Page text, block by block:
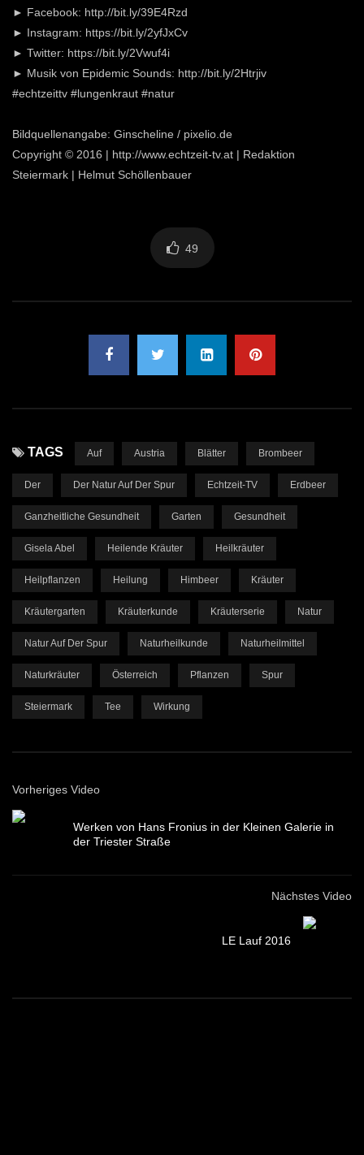
► Facebook: http://bit.ly/39E4Rzd
► Instagram: https://bit.ly/2yfJxCv
► Twitter: https://bit.ly/2Vwuf4i
► Musik von Epidemic Sounds: http://bit.ly/2Htrjiv
#echtzeittv #lungenkraut #natur
Bildquellenangabe: Ginscheline / pixelio.de
Copyright © 2016 | http://www.echtzeit-tv.at | Redaktion
Steiermark | Helmut Schöllenbauer
49
TAGS Auf Austria Blätter Brombeer
Der Der Natur Auf Der Spur Echtzeit-TV Erdbeer
Ganzheitliche Gesundheit Garten Gesundheit
Gisela Abel Heilende Kräuter Heilkräuter
Heilpflanzen Heilung Himbeer Kräuter
Kräutergarten Kräuterkunde Kräuterserie Natur
Natur Auf Der Spur Naturheilkunde Naturheilmittel
Naturkräuter Österreich Pflanzen Spur
Steiermark Tee Wirkung
Vorheriges Video
Werken von Hans Fronius in der Kleinen Galerie in
der Triester Straße
Nächstes Video
LE Lauf 2016